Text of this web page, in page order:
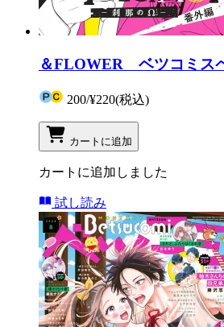
＆FLOWER ベツコミス
200/¥220(税込)
カートに追加
カートに追加しました
試し読み